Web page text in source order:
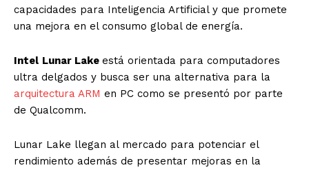
capacidades para Inteligencia Artificial y que promete
una mejora en el consumo global de energía.
Intel Lunar Lake está orientada para computadores
ultra delgados y busca ser una alternativa para la
arquitectura ARM en PC como se presentó por parte
de Qualcomm.
Lunar Lake llegan al mercado para potenciar el
rendimiento además de presentar mejoras en la